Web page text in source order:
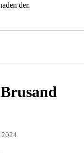
der.
2024